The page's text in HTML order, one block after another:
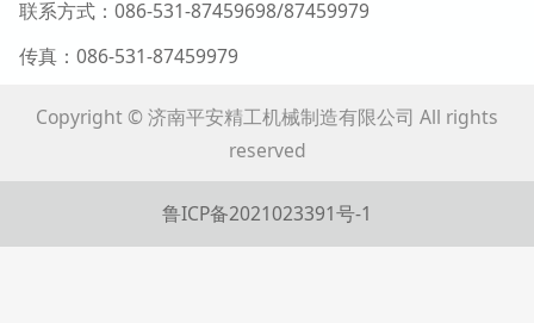
联系方式：086-531-87459698/87459979
传真：086-531-87459979
Copyright © 济南平安精工机械制造有限公司 All rights
reserved
鲁ICP备2021023391号-1